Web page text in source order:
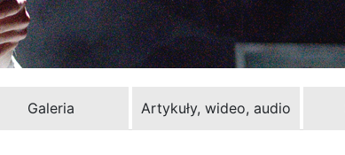
Galeria Artykuły, wideo, audio